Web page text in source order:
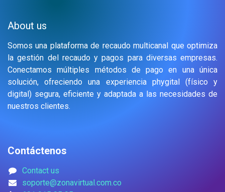
About us
Somos una plataforma de recaudo multicanal que optimiza
la gestión del recaudo y pagos para diversas empresas.
Conectamos múltiples métodos de pago en una única
solución, ofreciendo una experiencia phygital (físico y
digital) segura, eficiente y adaptada a las necesidades de
nuestros clientes.
Contáctenos
Contact us
soporte@zonavirtual.com.co